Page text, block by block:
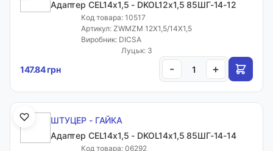
Адаптер CEL14х1,5 - DKOL12х1,5 85ШГ-14-12
Код товара: 10517
Артикул: ZWMZM 12X1,5/14X1,5
Виробник: DICSA
Луцьк: 3
147.84 грн - +
ШТУЦЕР - ГАЙКА
Адаптер CEL14х1,5 - DKOL14х1,5 85ШГ-14-14
Код товара: 06292